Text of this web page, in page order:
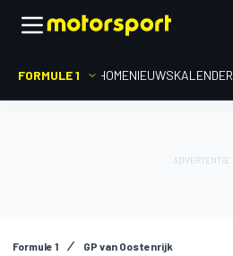
FORMULE 1 HOMENIEUWSKALENDER
Formule 1 GP van Oostenrijk